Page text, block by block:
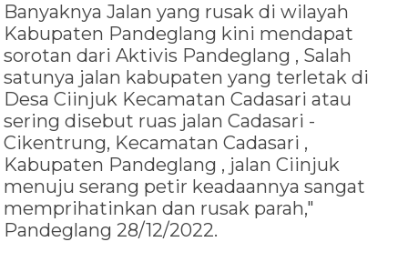
Banyaknya Jalan yang rusak di wilayah
Kabupaten Pandeglang kini mendapat
sorotan dari Aktivis Pandeglang , Salah
satunya jalan kabupaten yang terletak di
Desa Ciinjuk Kecamatan Cadasari atau
sering disebut ruas jalan Cadasari -
Cikentrung, Kecamatan Cadasari ,
Kabupaten Pandeglang , jalan Ciinjuk
menuju serang petir keadaannya sangat
memprihatinkan dan rusak parah,"
Pandeglang 28/12/2022.